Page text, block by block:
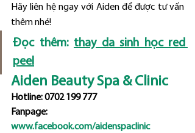
Hãy liên hệ ngay với Aiden để được tư vấn
thêm nhé!
Đọc thêm: thay da sinh học red
peel
Aiden Beauty Spa & Clinic
Hotline: 0702 199 777
Fanpage:
www.facebook.com/aidenspaclinic